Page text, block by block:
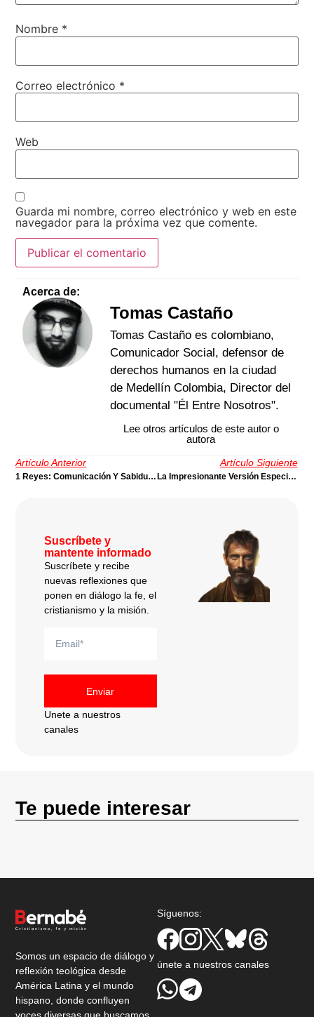
Nombre *
Correo electrónico *
Web
Guarda mi nombre, correo electrónico y web en este
navegador para la próxima vez que comente.
Acerca de:
Tomas Castaño
Tomas Castaño es colombiano,
Comunicador Social, defensor de
derechos humanos en la ciudad
de Medellín Colombia, Director del
documental "Él Entre Nosotros".
Lee otros artículos de este autor o
autora
Artículo Anterior
1 Reyes: Comunicación Y Sabiduría | Por Wolfgang A. Streich
Artículo Siguiente
La Impresionante Versión Especial De La Biblia, Por Jesús | José Chacón
Suscríbete y
mantente informado
Suscríbete y recibe
nuevas reflexiones que
ponen en diálogo la fe, el
cristianismo y la misión.
Enviar
Unete a nuestros
canales
Te puede interesar
Somos un espacio de diálogo y
reflexión teológica desde
América Latina y el mundo
hispano, donde confluyen
Síguenos:
únete a nuestros canales